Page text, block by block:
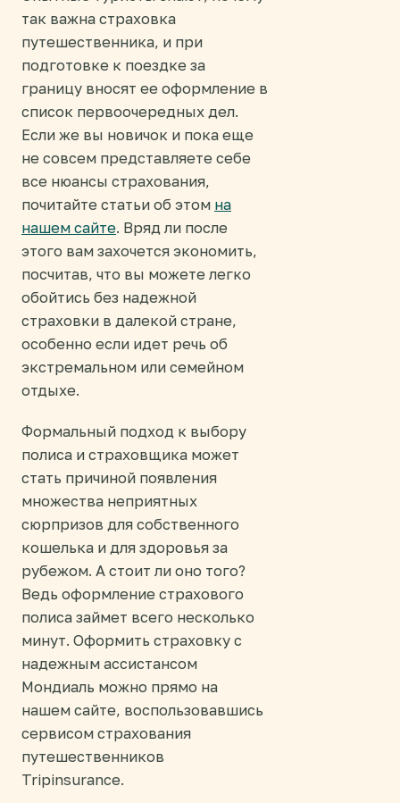
так важна страховка
путешественника, и при
подготовке к поездке за
границу вносят ее оформление в
список первоочередных дел.
Если же вы новичок и пока еще
не совсем представляете себе
все нюансы страхования,
почитайте статьи об этом на
нашем сайте. Вряд ли после
этого вам захочется экономить,
посчитав, что вы можете легко
обойтись без надежной
страховки в далекой стране,
особенно если идет речь об
экстремальном или семейном
отдыхе.
Формальный подход к выбору
полиса и страховщика может
стать причиной появления
множества неприятных
сюрпризов для собственного
кошелька и для здоровья за
рубежом. А стоит ли оно того?
Ведь оформление страхового
полиса займет всего несколько
минут. Оформить страховку с
надежным ассистансом
Мондиаль можно прямо на
нашем сайте, воспользовавшись
сервисом страхования
путешественников
Tripinsurance.